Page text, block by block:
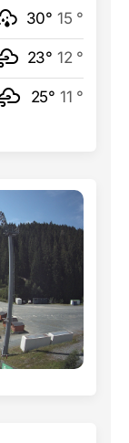
30° 15 °
23° 12 °
25° 11 °